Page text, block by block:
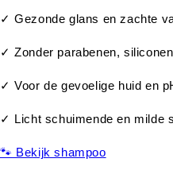
✓ Gezonde glans en zachte
✓ Zonder parabenen,
✓ Voor de gevoelige huid en
✓ Licht schuimende en milde
🐾 Bekijk shampoo